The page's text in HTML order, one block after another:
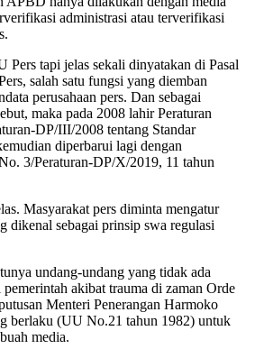
administrasi atau terverifikasi
Pers tapi jelas sekali dinyatakan di Pasal
salah satu fungsi yang diemban
perusahaan pers. Dan sebagai
maka pada 2008 lahir Peraturan
DP/III/2008 tentang Standar
diperbarui lagi dengan
3/Peraturan-DP/X/2019, 11 tahun
Masyarakat pers diminta mengatur
dikenal sebagai prinsip swa regulasi
undang-undang yang tidak ada
akibat trauma di zaman Orde
Menteri Penerangan Harmoko
berlaku (UU No.21 tahun 1982) untuk
media.